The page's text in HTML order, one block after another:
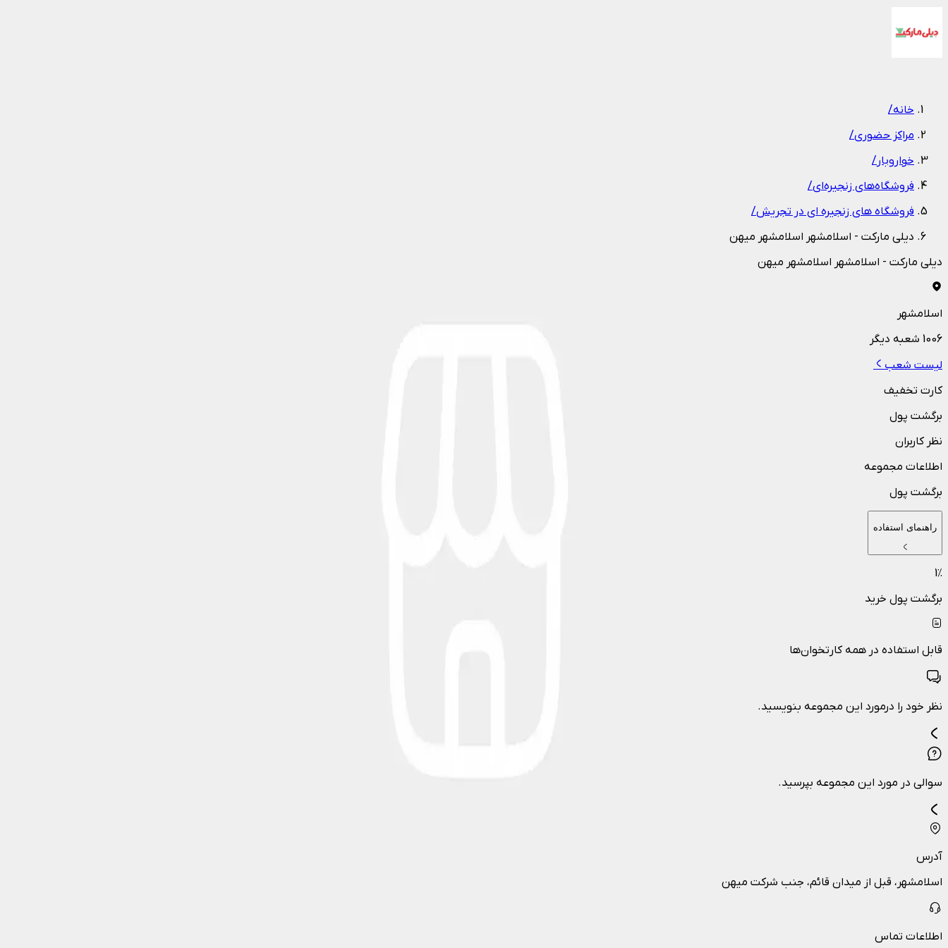
خانه/
مراکز حضوری/
خواروبار/
فروشگاه‌های زنجیره‌ای/
فروشگاه های زنجیره ای در تجریش/
دیلی مارکت - اسلامشهر اسلامشهر میهن
دیلی مارکت - اسلامشهر اسلامشهر میهن
اسلامشهر
1006 شعبه دیگر
لیست شعب
کارت تخفیف
برگشت پول
نظر کاربران
اطلاعات مجموعه
برگشت پول
راهنمای استفاده
1٪
برگشت پول خرید
قابل استفاده در همه کارتخوان‌ها
نظر خود را درمورد این مجموعه بنویسید.
سوالی در مورد این مجموعه بپرسید.
آدرس
اسلامشهر، قبل از میدان قائم، جنب شرکت میهن
اطلاعات تماس